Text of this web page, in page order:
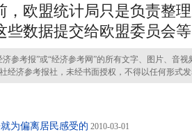
欧盟统计局只是负责整理
些数据提交给欧盟委员会
考报”或“经济参考网”的所有文字、图片、音视
经济参考报社，未经书面授权，不得以任何形式
为偏离居民感受的 2010-03-01